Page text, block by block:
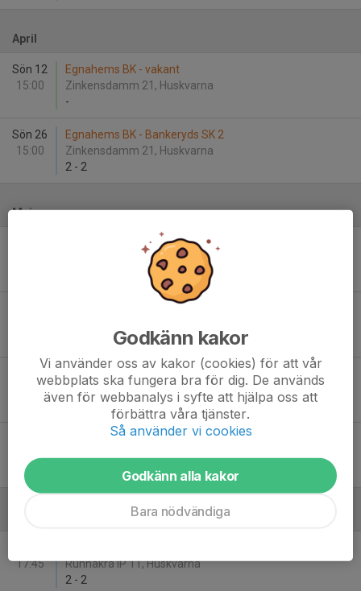
April
Sön 12
15:00
Egnahems BK - vakant
Zinkensdamm 21, Huskvarna
-
Sön 26
15:00
Egnahems BK - Bankeryds SK 2
Zinkensdamm 21, Huskvarna
2 - 2
Maj
Habo IF 2 - Egnahems BK
Slättens IP 2 (plan B), Habo
IF Haga 2 - Egnahems BK
Forserums IF 2 - Egnahems BK
Trollevi 11, Forserum
8
1
13:00
Egnahems BK - IF Hallby FK 2
Runnåkra IP 11, Huskvarna
17:45
Runnåkra IP 11, Huskvarna
2 - 2
Godkänn kakor
Vi använder oss av kakor (cookies) för att vår
webbplats ska fungera bra för dig. De används
även för webbanalys i syfte att hjälpa oss att
förbättra våra tjänster.
Så använder vi cookies
Godkänn alla kakor
Bara nödvändiga